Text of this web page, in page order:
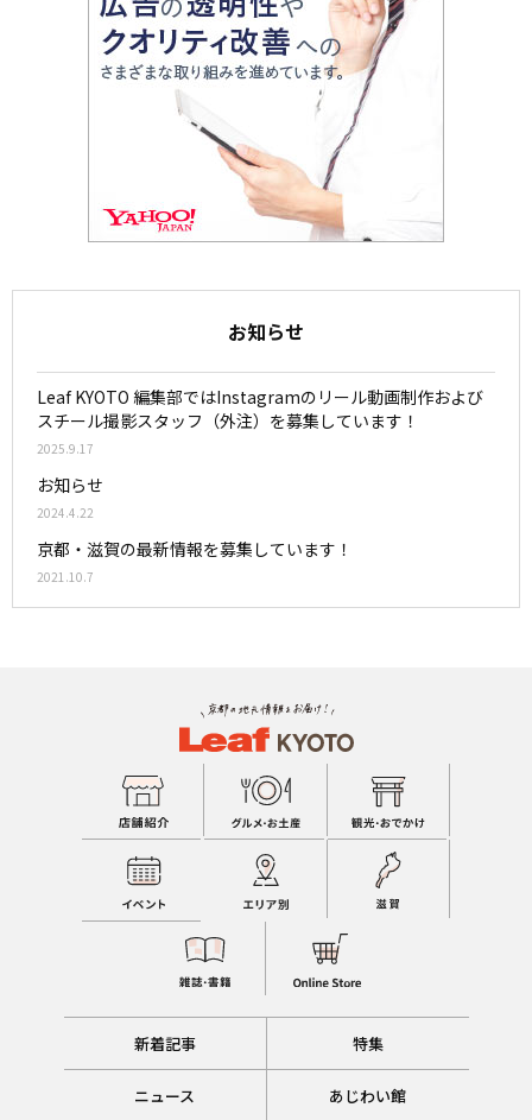
お知らせ
Leaf KYOTO 編集部ではInstagramのリール動画制作および
スチール撮影スタッフ（外注）を募集しています！
2025.9.17
お知らせ
2024.4.22
京都・滋賀の最新情報を募集しています！
2021.10.7
新着記事 特集
ニュース あじわい館